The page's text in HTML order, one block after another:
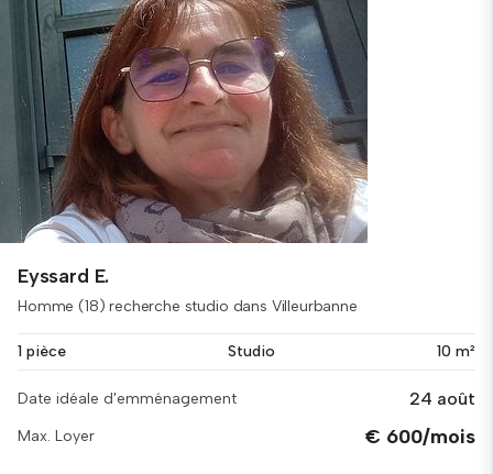
Eyssard E.
Homme (18) recherche studio dans Villeurbanne
1 pièce Studio 10 m²
Date idéale d'emménagement 24 août
Max. Loyer € 600/mois